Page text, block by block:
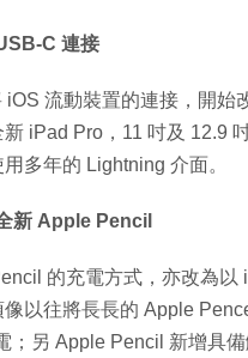
C 連接
iOS 流動裝置的連接，開始
iPad Pro，11 吋及 12.9
多年的 Lightning 介面。
Apple Pencil
的充電方式，亦改為以
以往將長長的 Apple
；另 Apple Pencil 新增具